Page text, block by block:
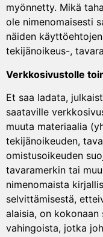
myönnetty. Mikä
ole nimenomaisesti
näiden
tekijänoikeus-,
Verkkosivustolle
Et saa ladata,
saataville
muuta materiaalia
tekijänoikeuden,
omistusoikeuden
tavaramerkin tai
nimenomaista
selvittämisestä,
alaisia, on kokonaan
vahingoista, jotka